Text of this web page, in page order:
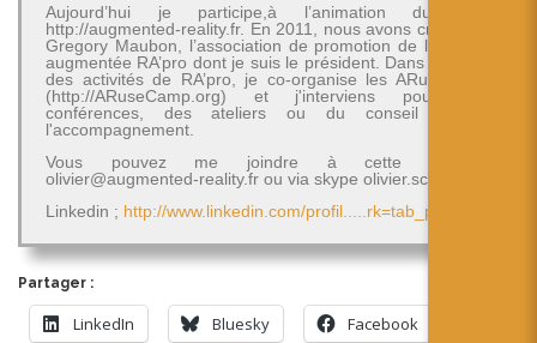
Aujourd’hui je participe,à l’animation du blog
http://augmented-reality.fr. En 2011, nous avons créé avec
Gregory Maubon, l’association de promotion de la réalité
augmentée RA’pro dont je suis le président. Dans le cadre
des activités de RA’pro, je co-organise les ARuseCamp
(http://ARuseCamp.org) et j'interviens pour des
conférences, des ateliers ou du conseil et de
l'accompagnement.
Vous pouvez me joindre à cette adresse
olivier@augmented-reality.fr ou via skype olivier.schimpf
Linkedin ; http://www.linkedin.com/profil.....rk=tab_pro
Partager :
LinkedIn Bluesky Facebook